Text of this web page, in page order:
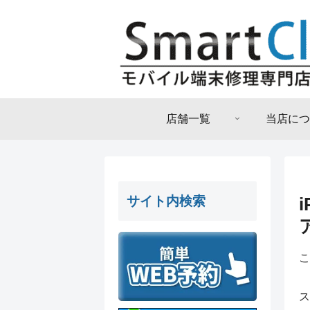
店舗一覧 当店に
サイト内検索